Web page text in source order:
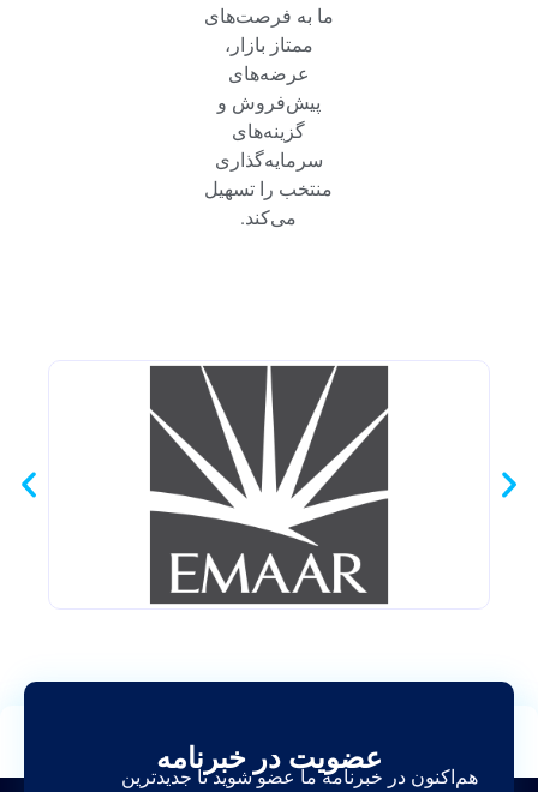
ما به فرصت‌های
ممتاز بازار،
عرضه‌های
پیش‌فروش و
گزینه‌های
سرمایه‌گذاری
منتخب را تسهیل
می‌کند.
عضویت در خبرنامه
هم‌اکنون در خبرنامه ما عضو شوید تا جدیدترین